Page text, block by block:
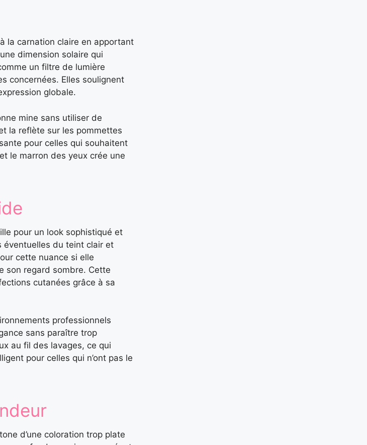
la carnation claire en apportant
dimension solaire qui
un filtre de lumière
concernées. Elles soulignent
globale.
mine sans utiliser de
la reflète sur les pommettes
pour celles qui souhaitent
le marron des yeux crée une
pour un look sophistiqué et
éventuelles du teint clair et
cette nuance si elle
son regard sombre. Cette
cutanées grâce à sa
professionnels
sans paraître trop
au fil des lavages, ce qui
pour celles qui n’ont pas le
d’une coloration trop plate